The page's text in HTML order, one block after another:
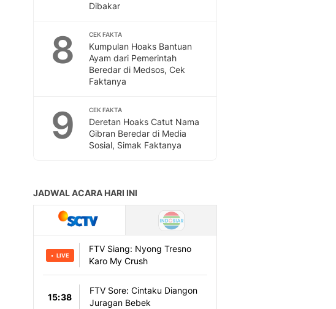
Dibakar
8 CEK FAKTA
Kumpulan Hoaks Bantuan
Ayam dari Pemerintah
Beredar di Medsos, Cek
Faktanya
9 CEK FAKTA
Deretan Hoaks Catut Nama
Gibran Beredar di Media
Sosial, Simak Faktanya